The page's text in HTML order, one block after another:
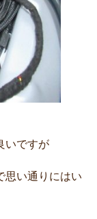
いですが
思い通りにはい